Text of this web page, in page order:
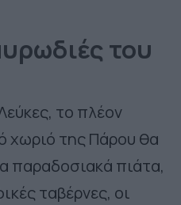
του
το πλέον
χωριό της Πάρου θα
παραδοσιακά πιάτα,
ταβέρνες, οι